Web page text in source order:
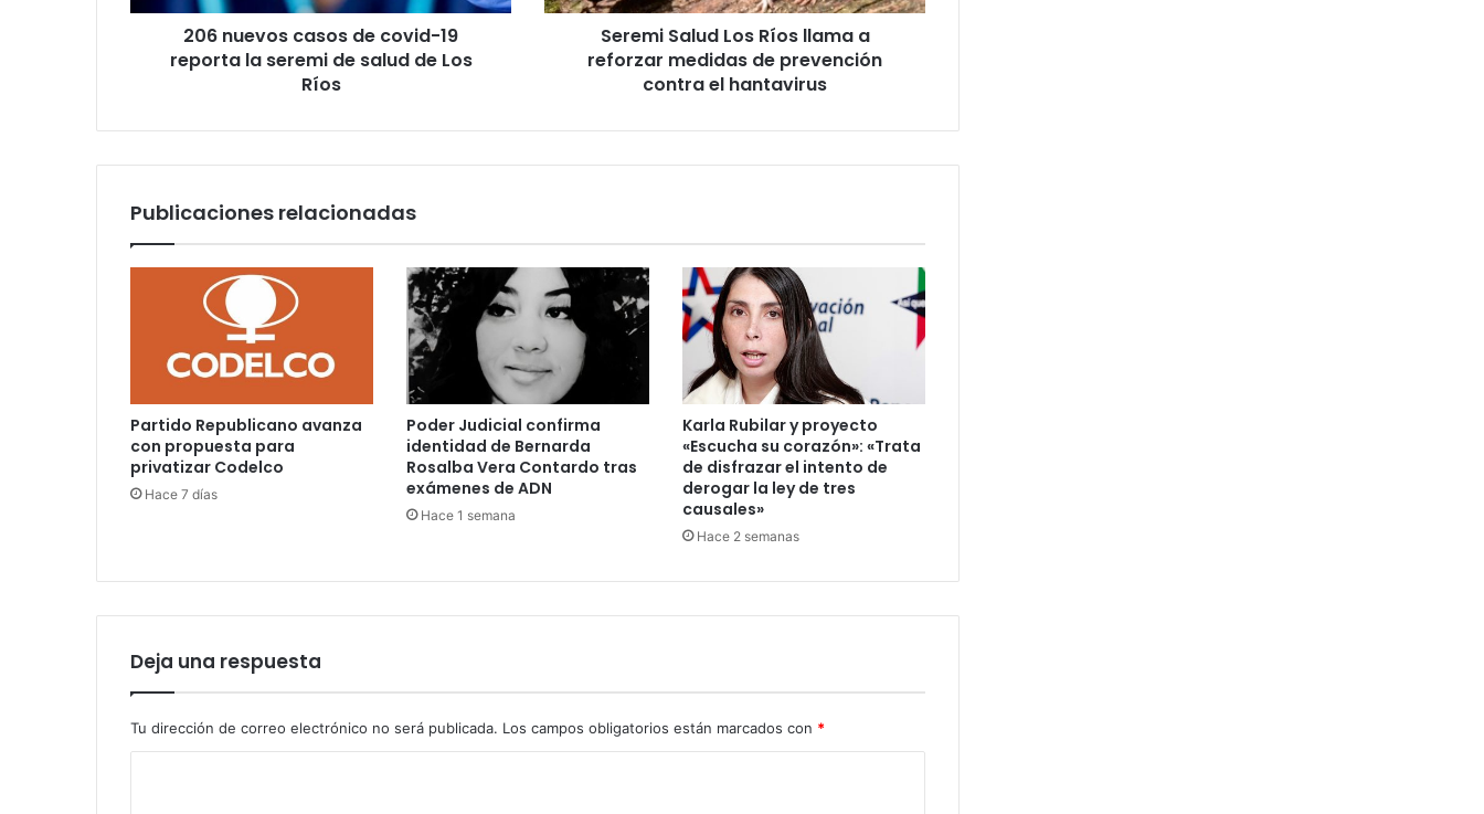
seremi
Ríos
206 nuevos casos de covid-19
reporta la seremi de salud de Los
Ríos
de
prevenciónSeremi Salud Los Ríos llama a
reforzar medidas de prevención
contra el hantavirus
Publicaciones relacionadas
Partido Republicano avanza
con propuesta para
privatizar Codelco
Hace 7 días
Poder Judicial confirma
identidad de Bernarda
Rosalba Vera Contardo tras
exámenes de ADN
Hace 1 semana
Karla Rubilar y proyecto
«Escucha su corazón»: «Trata
de disfrazar el intento de
derogar la ley de tres
causales»
Hace 2 semanas
Deja una respuesta
Tu dirección de correo electrónico no será publicada. Los campos obligatorios están marcados con *